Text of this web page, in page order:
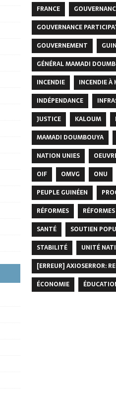
FRANCE
GOUVERNANCE
GOUVERNEMENT
GÉNÉRAL MAMADI
INCENDIE
INCENDIE À
INDÉPENDANCE
JUSTICE
KALOUM
MAMADI DOUMBOUYA
NATION UNIES
OIF
OMVG ONU
PEUPLE GUINÉEN
RÉFORMES
SANTÉ
SOUTIEN
STABILITÉ
UNITÉ
[ERREUR] AXIOSERROR:
ÉCONOMIE